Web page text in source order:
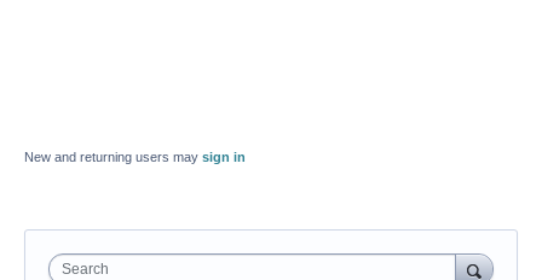
New and returning users may sign in
Search